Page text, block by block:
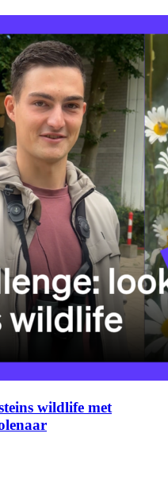
wildlife met